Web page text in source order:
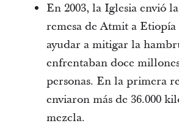
En 2003, la Iglesia envió
remesa de Atmit a Etiopía
ayudar a mitigar la
enfrentaban doce
personas. En la primera
enviaron más de 36.000
mezcla.